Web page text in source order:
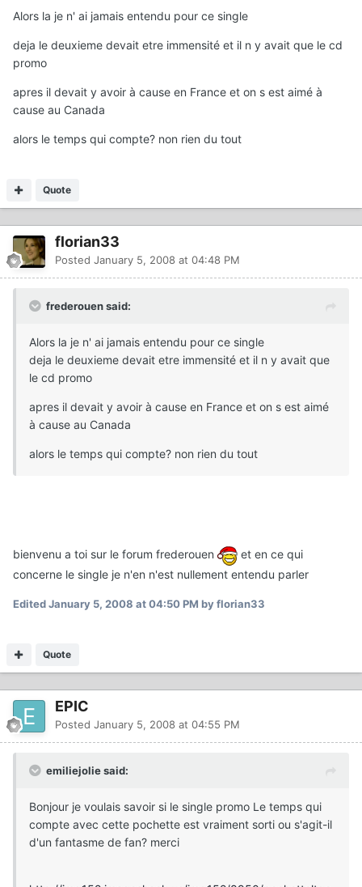
Alors la je n' ai jamais entendu pour ce single
deja le deuxieme devait etre immensité et il n y avait que le cd
promo
apres il devait y avoir à cause en France et on s est aimé à
cause au Canada
alors le temps qui compte? non rien du tout
Quote
florian33
Posted January 5, 2008 at 04:48 PM
frederouen said:
Alors la je n' ai jamais entendu pour ce single
deja le deuxieme devait etre immensité et il n y avait que
le cd promo
apres il devait y avoir à cause en France et on s est aimé
à cause au Canada
alors le temps qui compte? non rien du tout
bienvenu a toi sur le forum frederouen
et en ce qui
concerne le single je n'en n'est nullement entendu parler
EditedJanuary 5, 2008 at 04:50 PM by florian33
Quote
EPIC
Posted January 5, 2008 at 04:55 PM
emiliejolie said:
Bonjour je voulais savoir si le single promo Le temps qui
compte avec cette pochette est vraiment sorti ou s'agit-il
d'un fantasme de fan? merci